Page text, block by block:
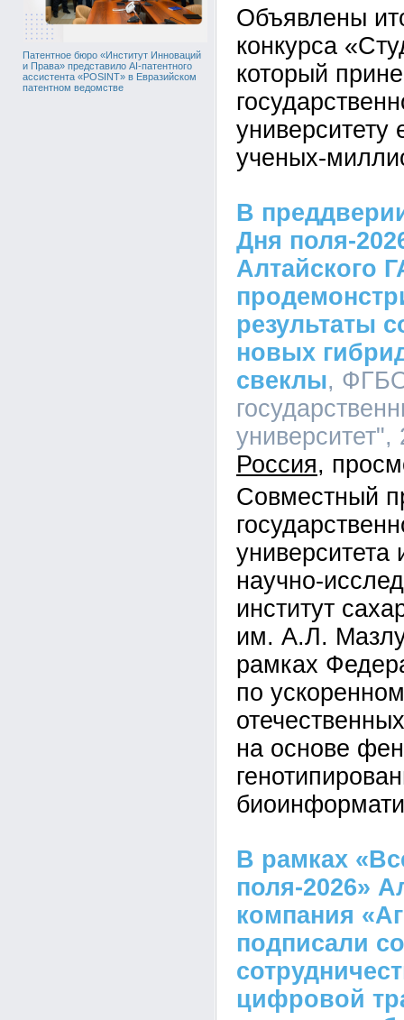
Патентное бюро «Институт Инноваций
и Права» представило AI-патентного
ассистента «POSINT» в Евразийском
патентном ведомстве
Объявлены
конкурса
который
ученых-
В
Дня поля-
Алтайского
результаты
новых
свеклы,
Россия
Совместный
университета
научно-
институт
им. А.Л.
рамках
по
на основе
В рамках
поля-2026»
компания
подписали
цифровой